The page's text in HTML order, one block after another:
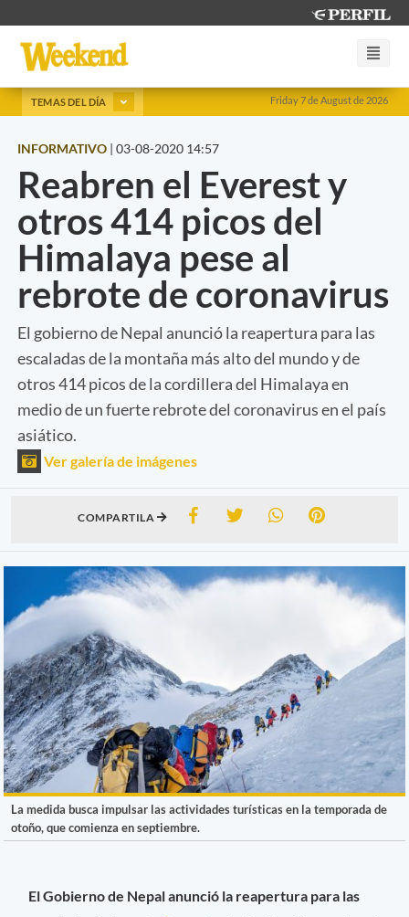
Friday 7 de August de 2026
TEMAS DEL DÍA
INFORMATIVO | 03-08-2020 14:57
Reabren el Everest y
otros 414 picos del
Himalaya pese al
rebrote de coronavirus
El gobierno de Nepal anunció la reapertura para las
escaladas de la montaña más alto del mundo y de
otros 414 picos de la cordillera del Himalaya en
medio de un fuerte rebrote del coronavirus en el país
asiático.
Ver galería de imágenes
COMPARTILA
La medida busca impulsar las actividades turísticas en la temporada de
otoño, que comienza en septiembre.
El Gobierno de Nepal anunció la reapertura para las